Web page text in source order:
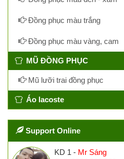
Đồng phục màu trắng
Đồng phục màu vàng, cam
MŨ ĐỒNG PHỤC
Mũ lưỡi trai đồng phục
Áo lacoste
Support Online
KD 1 - Mr Sáng